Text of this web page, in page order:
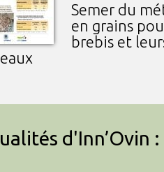
Semer du
en grains
brebis et
d'Inn’Ovin :